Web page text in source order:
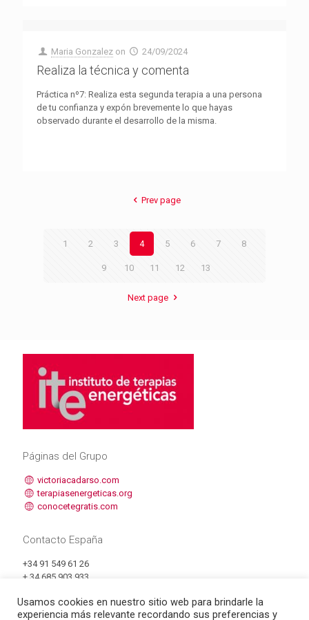
Maria Gonzalez on 24/09/2024
Realiza la técnica y comenta
Práctica nº7: Realiza esta segunda terapia a una persona
de tu confianza y expón brevemente lo que hayas
observado durante el desarrollo de la misma.
Prev page
1 2 3 4 5 6 7 8
9 10 11 12 13
Next page
Páginas del Grupo
victoriacadarso.com
terapiasenergeticas.org
conocetegratis.com
Contacto España
+34 91 549 61 26
+ 34 685 903 933
Usamos cookies en nuestro sitio web para brindarle la
experiencia más relevante recordando sus preferencias y